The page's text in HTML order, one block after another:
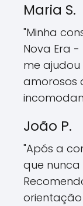
Maria S.
"Minha
Nova Era
me
amorosos
João P.
"Após a
que
orientação